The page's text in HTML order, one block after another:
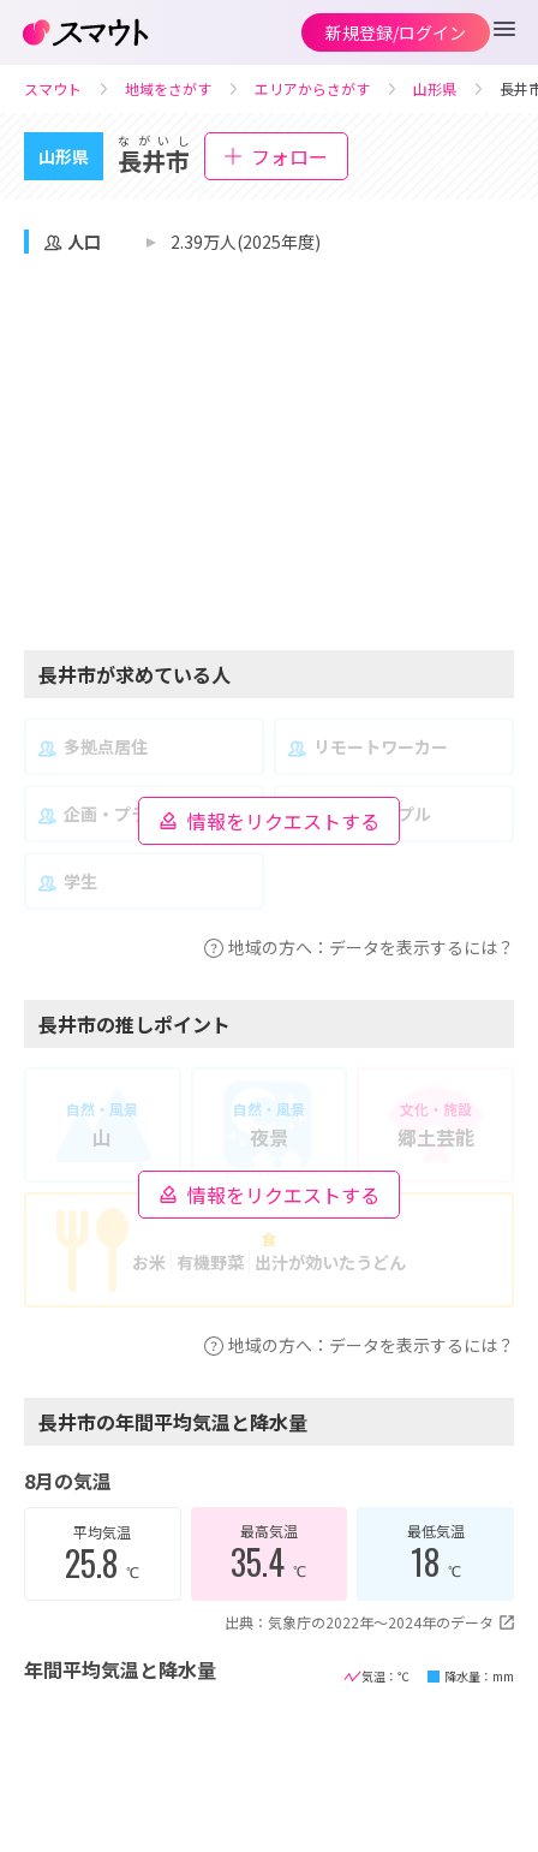
新規登録/ログイン
スマウト 地域をさがす エリアからさがす 山形県 長井
山形県
ながいし
長井市 フォロー
人口 2.39万人(2025年度)
長井市が求めている人
情報をリクエストする
多拠点居住 リモートワーカー
企画・プランナー 夫婦・カップル
学生
地域の方へ：データを表示するには？
長井市の推しポイント
情報をリクエストする
自然・風景
山
自然・風景
夜景
文化・施設
郷土芸能
食
お米 有機野菜 出汁が効いたうどん
地域の方へ：データを表示するには？
長井市の年間平均気温と降水量
8月の気温
平均気温
25.8℃
最高気温
35.4℃
最低気温
18 ℃
出典：気象庁の2022年〜2024年のデータ
年間平均気温と降水量 気温：℃ 降水量：mm